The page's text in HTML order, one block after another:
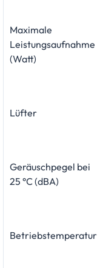
Maximale
Leistungsaufnahme
(Watt)
Lüfter
Geräuschpegel bei
25 °C (dBA)
Betriebstemperatur